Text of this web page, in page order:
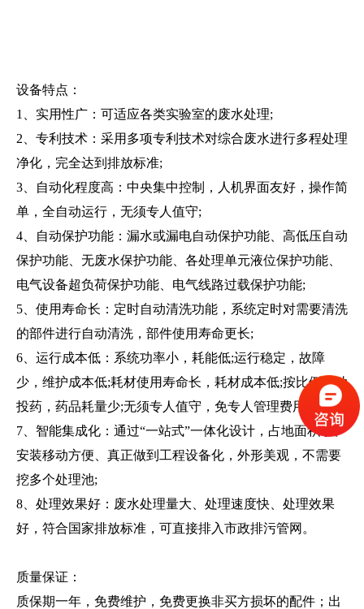
设备特点：
1、实用性广：可适应各类实验室的废水处理;
2、专利技术：采用多项专利技术对综合废水进行多程处理
净化，完全达到排放标准;
3、自动化程度高：中央集中控制，人机界面友好，操作简
单，全自动运行，无须专人值守;
4、自动保护功能：漏水或漏电自动保护功能、高低压自动
保护功能、无废水保护功能、各处理单元液位保护功能、
电气设备超负荷保护功能、电气线路过载保护功能;
5、使用寿命长：定时自动清洗功能，系统定时对需要清洗
的部件进行自动清洗，部件使用寿命更长;
6、运行成本低：系统功率小，耗能低;运行稳定，故障
少，维护成本低;耗材使用寿命长，耗材成本低;按比例自动
投药，药品耗量少;无须专人值守，免专人管理费用等;
7、智能集成化：通过“一站式”一体化设计，占地面积小、
安装移动方便、真正做到工程设备化，外形美观，不需要
挖多个处理池;
8、处理效果好：废水处理量大、处理速度快、处理效果
好，符合国家排放标准，可直接排入市政排污管网。
质量保证：
质保期一年，免费维护，免费更换非买方损坏的配件；出